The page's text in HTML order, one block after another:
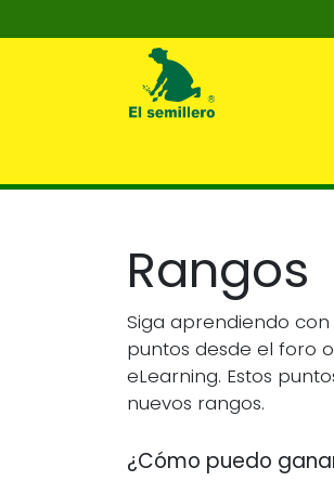
Rangos
Siga aprendiendo con
puntos desde el foro
eLearning. Estos
nuevos rangos.
¿Cómo puedo